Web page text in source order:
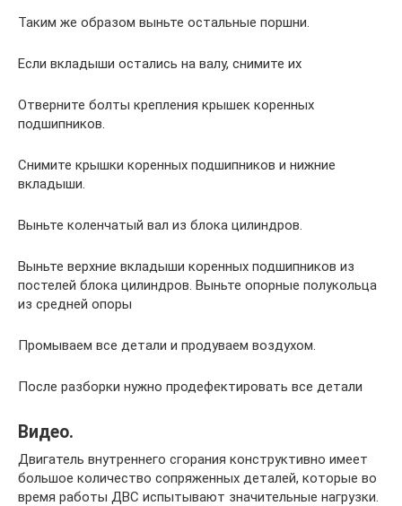
Таким же образом выньте остальные поршни.
Если вкладыши остались на валу, снимите их
Отверните болты крепления крышек коренных
подшипников.
Снимите крышки коренных подшипников и нижние
вкладыши.
Выньте коленчатый вал из блока цилиндров.
Выньте верхние вкладыши коренных подшипников из
постелей блока цилиндров. Выньте опорные полукольца
из средней опоры
Промываем все детали и продуваем воздухом.
После разборки нужно продефектировать все детали
Видео.
Двигатель внутреннего сгорания конструктивно имеет
большое количество сопряженных деталей, которые во
время работы ДВС испытывают значительные нагрузки.